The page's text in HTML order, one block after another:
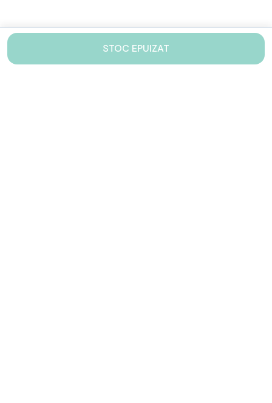
STOC EPUIZAT